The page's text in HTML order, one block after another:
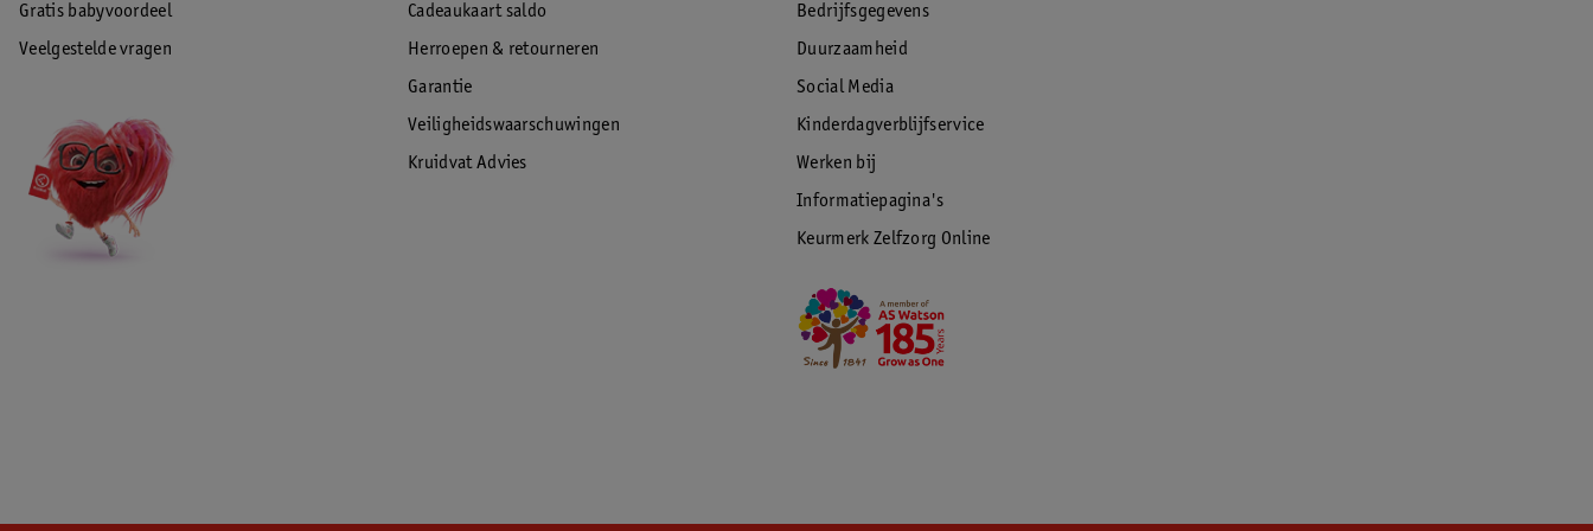
Gratis babyvoordeel
Veelgestelde vragen
Cadeaukaart saldo
Herroepen & retourneren
Garantie
Veiligheidswaarschuwingen
Kruidvat Advies
Bedrijfsgegevens
Duurzaamheid
Social Media
Kinderdagverblijfservice
Werken bij
Informatiepagina's
Keurmerk Zelfzorg Online